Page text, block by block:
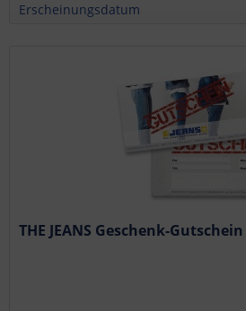
THE JEANS Geschenk-Gutschein